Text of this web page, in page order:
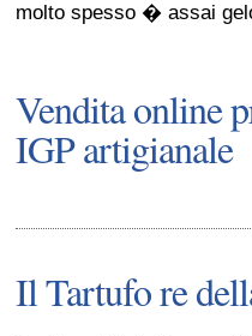
molto spesso � assai
Vendita online
IGP artigianale
Il Tartufo re